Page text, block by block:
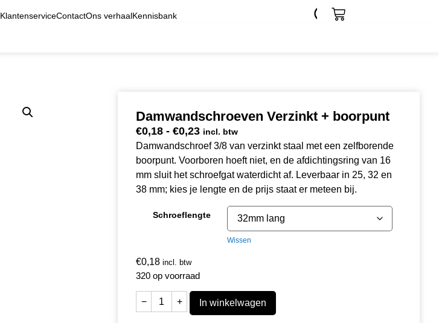
KlantenserviceContactOns verhaalKennisbank
Damwandschroeven Verzinkt + boorpunt
€0,18 - €0,23 incl. btw
Damwandschroef 3/8 van verzinkt staal met een zelfborende
boorpunt. Voorboren hoeft niet, en de afdichtingsring van 16
mm sluit het schroefgat waterdicht af. Leverbaar in 25, 32 en
38 mm; kies je lengte en de prijs staat er meteen bij.
Schroeflengte
Wissen
€0,18 incl. btw
320 op voorraad
− + In winkelwagen